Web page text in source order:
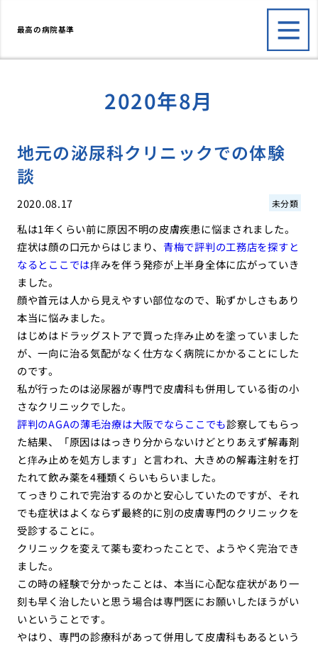
最高の病院基準
2020年8月
地元の泌尿科クリニックでの体験
談
2020.08.17 未分類
私は1年くらい前に原因不明の皮膚疾患に悩まされました。
症状は顔の口元からはじまり、 青梅で評判の工務店を探すと
なるとここでは痒みを伴う発疹が上半身全体に広がっていき
ました。
顔や首元は人から見えやすい部位なので、恥ずかしさもあり
本当に悩みました。
はじめはドラッグストアで買った痒み止めを塗っていました
が、一向に治る気配がなく仕方なく病院にかかることにした
のです。
私が行ったのは泌尿器が専門で皮膚科も併用している街の小
さなクリニックでした。
評判のAGAの薄毛治療は大阪でならここでも診察してもらっ
た結果、「原因ははっきり分からないけどとりあえず解毒剤
と痒み止めを処方します」と言われ、大きめの解毒注射を打
たれて飲み薬を4種類くらいもらいました。
てっきりこれで完治するのかと安心していたのですが、それ
でも症状はよくならず最終的に別の皮膚専門のクリニックを
受診することに。
クリニックを変えて薬も変わったことで、ようやく完治でき
ました。
この時の経験で分かったことは、本当に心配な症状があり一
刻も早く治したいと思う場合は専門医にお願いしたほうがい
いということです。
やはり、専門の診療科があって併用して皮膚科もあるという